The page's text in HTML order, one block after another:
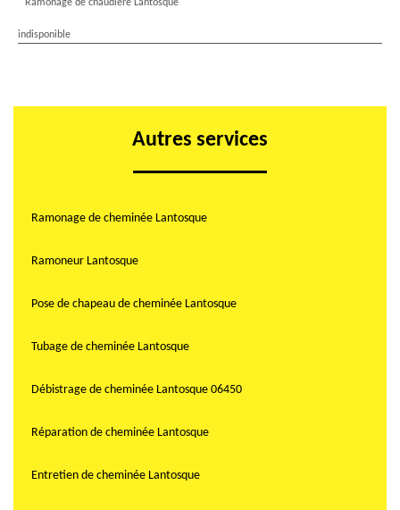
Ramonage de chaudière Lantosque
indisponible
Autres services
Ramonage de cheminée Lantosque
Ramoneur Lantosque
Pose de chapeau de cheminée Lantosque
Tubage de cheminée Lantosque
Débistrage de cheminée Lantosque 06450
Réparation de cheminée Lantosque
Entretien de cheminée Lantosque